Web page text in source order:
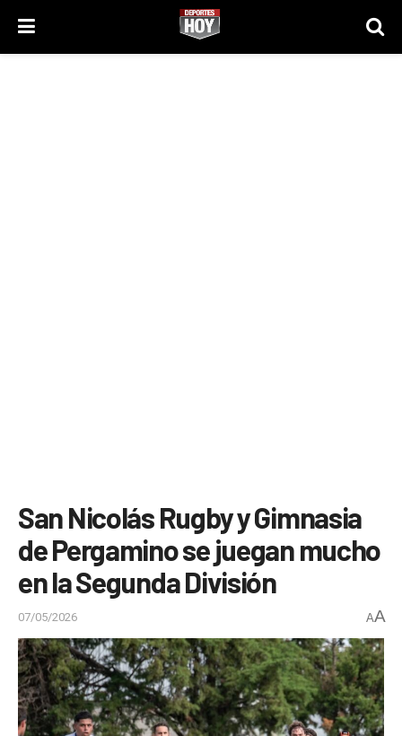
San Nicolás Rugby y Gimnasia
de Pergamino se juegan mucho
en la Segunda División
07/05/2026 AA